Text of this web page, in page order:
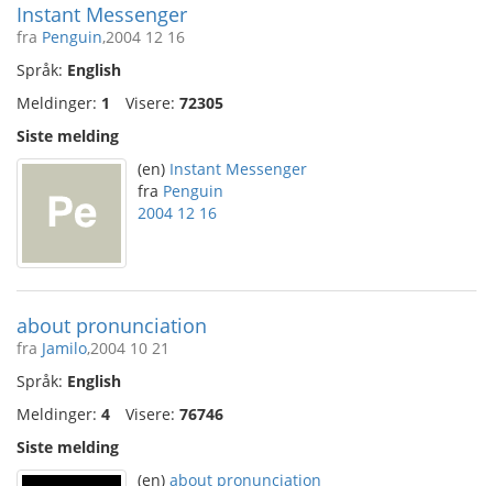
Instant Messenger
fra Penguin,2004 12 16
Språk: English
Meldinger: 1 Visere: 72305
Siste melding
(en) Instant Messenger
fra Penguin
2004 12 16
about pronunciation
fra Jamilo,2004 10 21
Språk: English
Meldinger: 4 Visere: 76746
Siste melding
(en) about pronunciation